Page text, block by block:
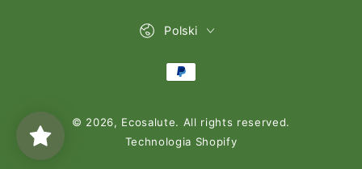
© 2026, Ecosalute. All rights reserved.
Technologia Shopify
Polski
pagamento